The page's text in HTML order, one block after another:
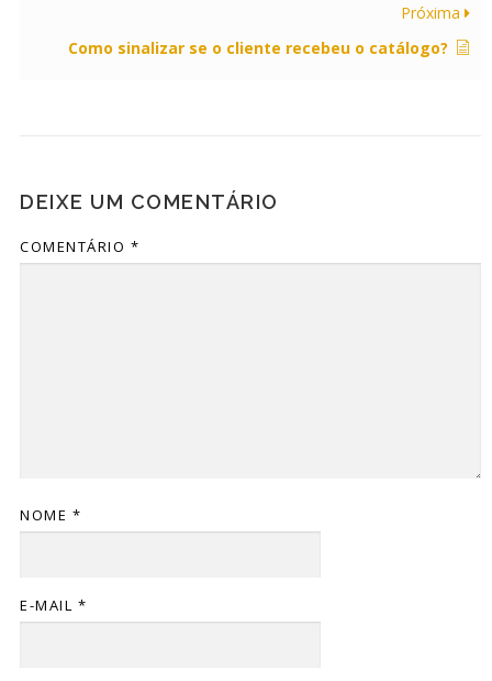
Próxima
Como sinalizar se o cliente recebeu o catálogo?
DEIXE UM COMENTÁRIO
COMENTÁRIO *
NOME *
E-MAIL *